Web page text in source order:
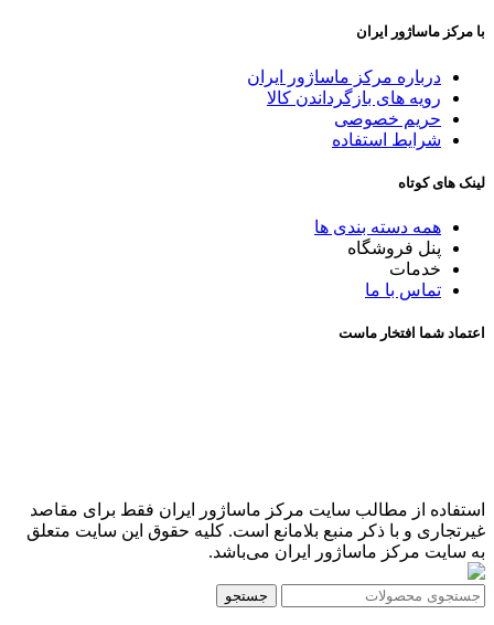
با مرکز ماساژور ایران
درباره مرکز ماساژور ایران
رویه های بازگرداندن کالا
حریم خصوصی
شرایط استفاده
لینک های کوتاه
همه دسته بندی ها
پنل فروشگاه
خدمات
تماس با ما
اعتماد شما افتخار ماست
استفاده از مطالب سایت مرکز ماساژور ایران فقط برای مقاصد
غیرتجاری و با ذکر منبع بلامانع است. کلیه حقوق این سایت متعلق
به سایت مرکز ماساژور ایران می‌باشد.
جستجو